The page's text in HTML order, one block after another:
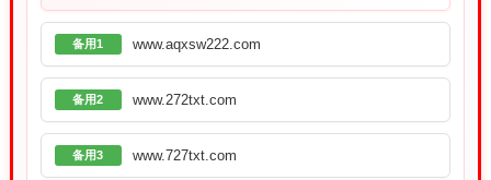
备用1 www.aqxsw222.com
备用2 www.272txt.com
备用3 www.727txt.com